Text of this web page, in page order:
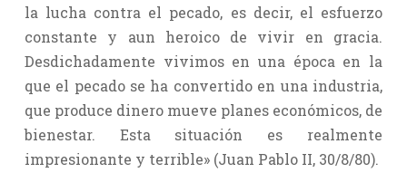
la lucha contra el pecado, es decir, el esfuerzo
constante y aun heroico de vivir en gracia.
Desdichadamente vivimos en una época en la
que el pecado se ha convertido en una industria,
que produce dinero mueve planes económicos, de
bienestar. Esta situación es realmente
impresionante y terrible» (Juan Pablo II, 30/8/80).